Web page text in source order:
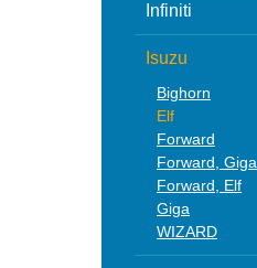
Infiniti
Isuzu
Bighorn
Elf
Forward
Forward, Giga
Forward, Elf
Giga
WIZARD